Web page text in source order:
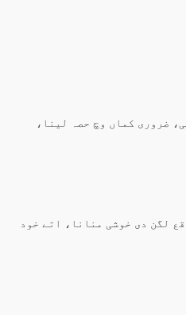
ضروری کماں وچ حصہ لینا،
لگن دی خوشی منانا، اتے خود